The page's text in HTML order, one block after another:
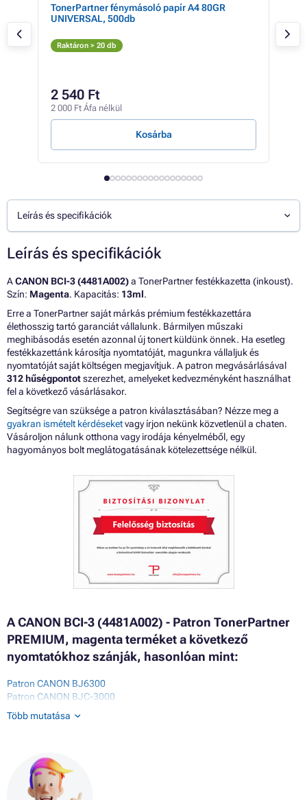
TonerPartner fénymásoló papír A4 80GR
UNIVERSAL, 500db
Raktáron > 20 db
2 540 Ft
2 000 Ft Áfa nélkül
Kosárba
Leírás és specifikációk
Leírás és specifikációk
ACANON BCI-3 (4481A002)a TonerPartner festékkazetta (inkoust).
Szín: Magenta. Kapacitás: 13ml.
Erre a TonerPartner saját márkás prémium festékkazettára
élethosszig tartó garanciát vállalunk. Bármilyen műszaki
meghibásodás esetén azonnal új tonert küldünk önnek. Ha esetleg
festékkazettánk károsítja nyomtatóját, magunkra vállaljuk és
nyomtatóját saját költségen megjavítjuk. A patron megvásárlásával
312 hűségpontotszerezhet, amelyeket kedvezményként használhat
fel a következő vásárlásakor.
Segítségre van szüksége a patron kiválasztásában? Nézze meg a
gyakran ismételt kérdéseketvagy írjon nekünk közvetlenül a chaten.
Vásároljon nálunk otthona vagy irodája kényelméből, egy
hagyományos bolt meglátogatásának kötelezettsége nélkül.
A CANON BCI-3 (4481A002) - Patron TonerPartner
PREMIUM, magenta terméket a következő
nyomtatókhoz szánják, hasonlóan mint:
Patron CANON BJ6300
Patron CANON BJC-3000
Patron CANON BJC-3010
Patron CANON BJC-6000
Patron CANON BJC-6200S
Patron CANON BJC-6500
Patron CANON BJC3000 SERIES
Több mutatása